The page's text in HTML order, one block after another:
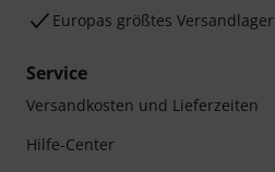
Europas größtes Versandlager
Service
Versandkosten und Lieferzeiten
Hilfe-Center